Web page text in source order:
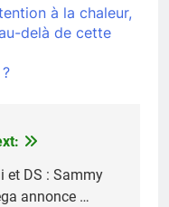
à la chaleur,
delà de cette
et DS : Sammy
annonce …